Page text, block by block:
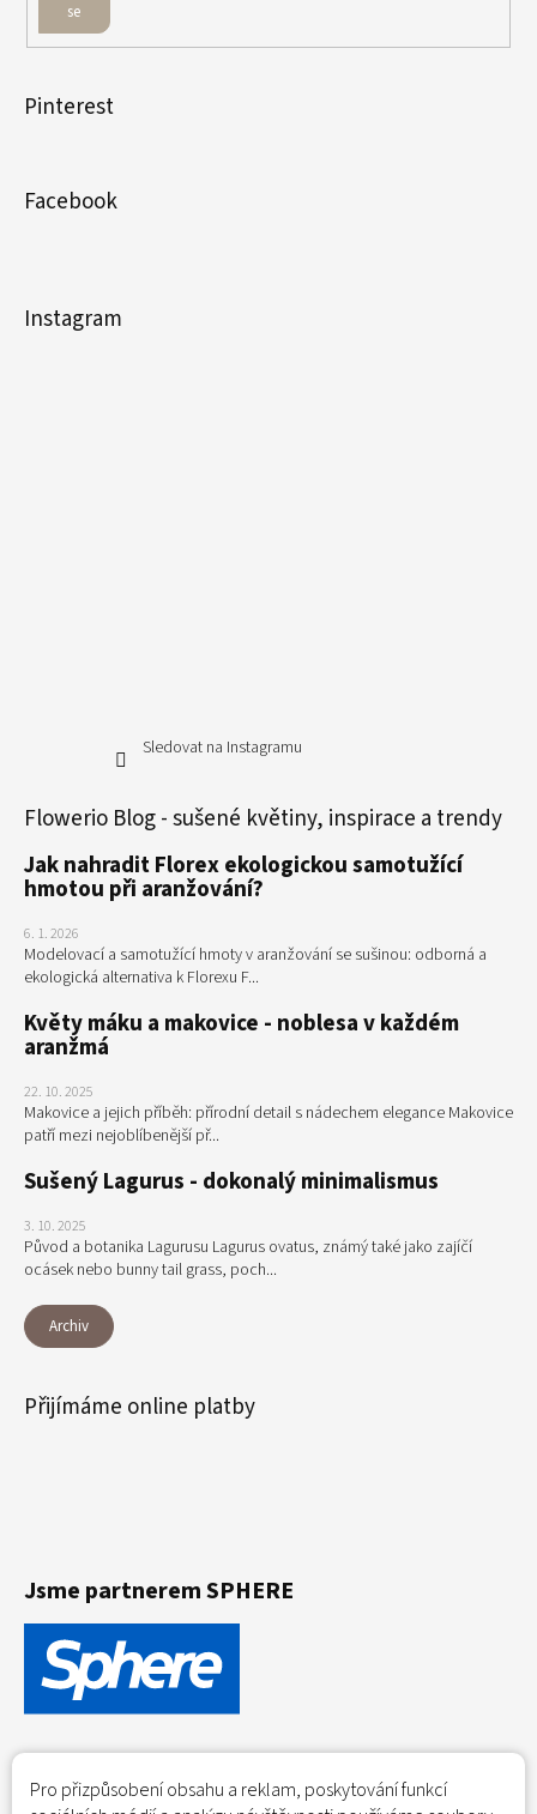
Pro přizpůsobení obsahu a reklam, poskytování funkcí
se
Pinterest
Facebook
Instagram
Sledovat na Instagramu
Flowerio Blog - sušené květiny, inspirace a trendy
Jak nahradit Florex ekologickou samotužící
hmotou při aranžování?
6. 1. 2026
Modelovací a samotužící hmoty v aranžování se sušinou: odborná a
ekologická alternativa k Florexu F...
Květy máku a makovice - noblesa v každém
aranžmá
22. 10. 2025
Makovice a jejich příběh: přírodní detail s nádechem elegance Makovice
patří mezi nejoblíbenější př...
Sušený Lagurus - dokonalý minimalismus
3. 10. 2025
Původ a botanika Lagurusu Lagurus ovatus, známý také jako zajíčí
ocásek nebo bunny tail grass, poch...
Archiv
Přijímáme online platby
Jsme partnerem SPHERE